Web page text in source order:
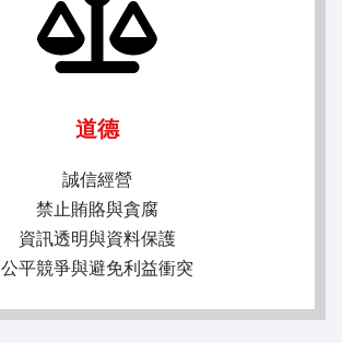
道德
誠信經營
禁止賄賂與貪腐
資訊透明與資料保護
公平競爭與避免利益衝突